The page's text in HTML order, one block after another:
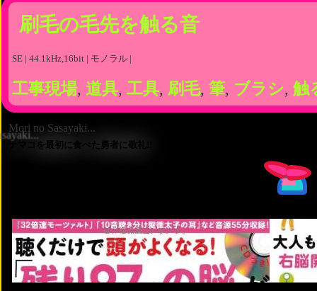
刷毛の毛先を触る音
SE | 44.1kHz,16bit | モノラル |
工事現場, 道具, 工具, 刷毛, 筆, ブラシ, 触
Mori no Sasayaki...
ナマコを最初に食べた勇者に敬礼!!